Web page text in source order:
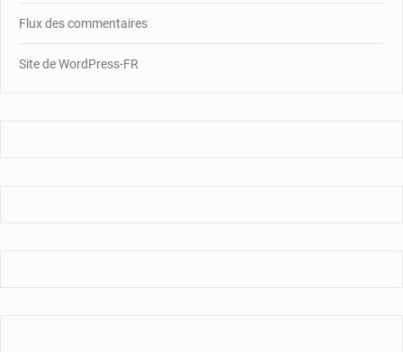
Flux des commentaires
Site de WordPress-FR